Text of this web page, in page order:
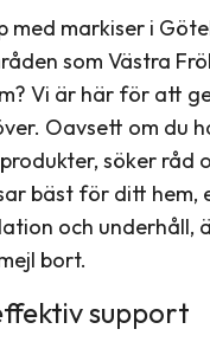
med markiser i
som Västra
Vi är här för att
Oavsett om du
söker råd
bäst för ditt hem,
och underhåll,
bort.
support